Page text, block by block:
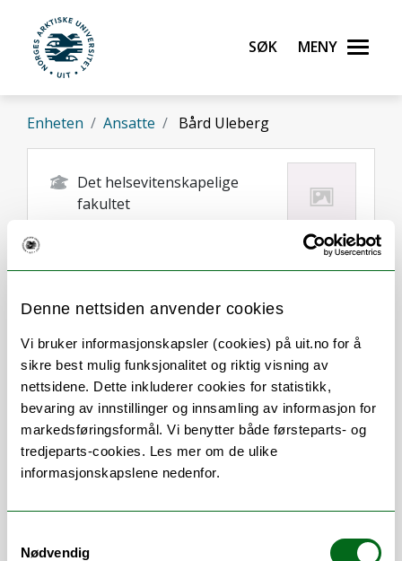
Denne nettsiden anvender cookies
Vi bruker informasjonskapsler (cookies) på uit.no for å
sikre best mulig funksjonalitet og riktig visning av
nettsidene. Dette inkluderer cookies for statistikk,
bevaring av innstillinger og innsamling av informasjon for
markedsføringsformål. Vi benytter både førsteparts- og
tredjeparts-cookies. Les mer om de ulike
informasjonskapslene nedenfor.
Nødvendig
Gå til hovedinnhold
UiT Norges arktiske universitet
Søk Meny
Enheten Ansatte Bård Uleberg
Det helsevitenskapelige
fakultet
Om
Forskning og undervisning
Publikasjoner